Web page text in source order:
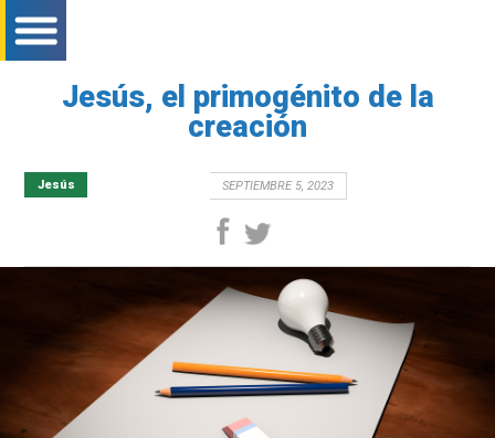
bar menu mobile
bar menu mobile
bar menu mobile
Jesús, el primogénito de la
creación
Jesús SEPTIEMBRE 5, 2023
facebook